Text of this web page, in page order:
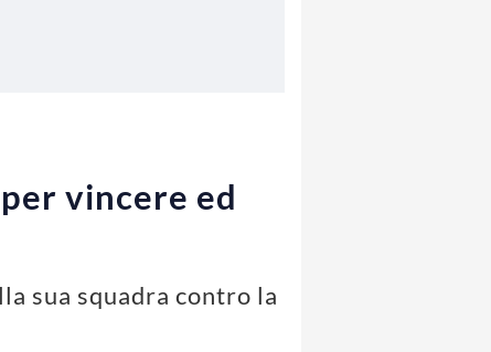
vincere ed
sua squadra contro la